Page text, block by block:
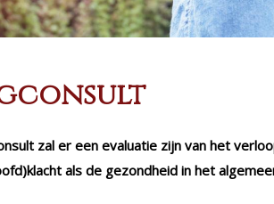
zal er een evaluatie zijn van het
als de gezondheid in het